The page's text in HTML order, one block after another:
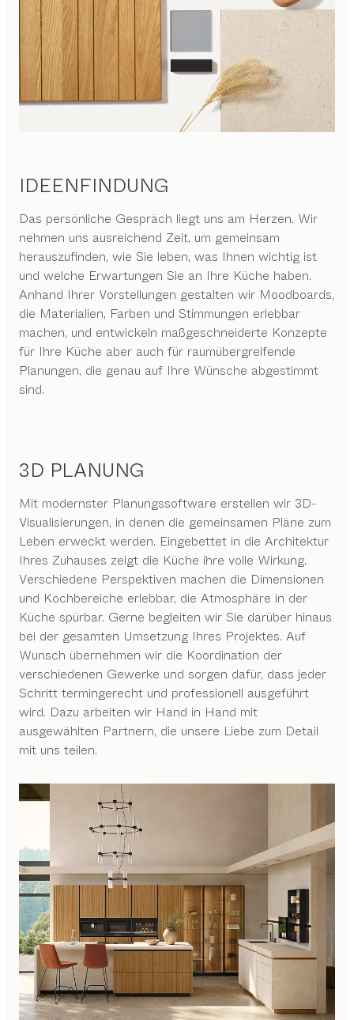
IDEENFINDUNG
Das persönliche Gespräch liegt uns am Herzen. Wir
nehmen uns ausreichend Zeit, um gemeinsam
herauszufinden, wie Sie leben, was Ihnen wichtig ist
und welche Erwartungen Sie an Ihre Küche haben.
Anhand Ihrer Vorstellungen gestalten wir Moodboards,
die Materialien, Farben und Stimmungen erlebbar
machen, und entwickeln maßgeschneiderte Konzepte
für Ihre Küche aber auch für raumübergreifende
Planungen, die genau auf Ihre Wünsche abgestimmt
sind.
3D PLANUNG
Mit modernster Planungssoftware erstellen wir 3D-
Visualisierungen, in denen die gemeinsamen Pläne zum
Leben erweckt werden. Eingebettet in die Architektur
Ihres Zuhauses zeigt die Küche ihre volle Wirkung.
Verschiedene Perspektiven machen die Dimensionen
und Kochbereiche erlebbar, die Atmosphäre in der
Küche spürbar. Gerne begleiten wir Sie darüber hinaus
bei der gesamten Umsetzung Ihres Projektes. Auf
Wunsch übernehmen wir die Koordination der
verschiedenen Gewerke und sorgen dafür, dass jeder
Schritt termingerecht und professionell ausgeführt
wird. Dazu arbeiten wir Hand in Hand mit
ausgewählten Partnern, die unsere Liebe zum Detail
mit uns teilen.